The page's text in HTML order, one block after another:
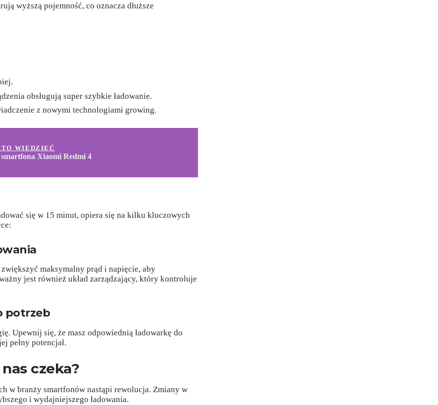
wyższą pojemność, co oznacza dłuższe
obsługują super szybkie ładowanie.
z nowymi technologiami growing.
WIEDZIEĆ
Xiaomi Redmi 4
się w 15 minut, opiera się na kilku kluczowych
maksymalny prąd i napięcie, aby
jest również układ zarządzający, który kontroluje
potrzeb
Upewnij się, że masz odpowiednią ładowarkę do
pełny potencjał.
czeka?
w branży smartfonów nastąpi rewolucja. Zmiany w
i wydajniejszego ładowania.